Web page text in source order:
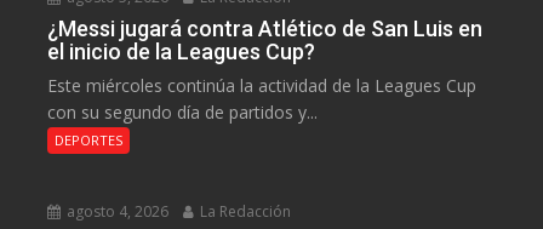
¿Messi jugará contra Atlético de San Luis en
el inicio de la Leagues Cup?
Este miércoles continúa la actividad de la Leagues Cup
con su segundo día de partidos y...
DEPORTES
agosto 4, 2026 La Redacción